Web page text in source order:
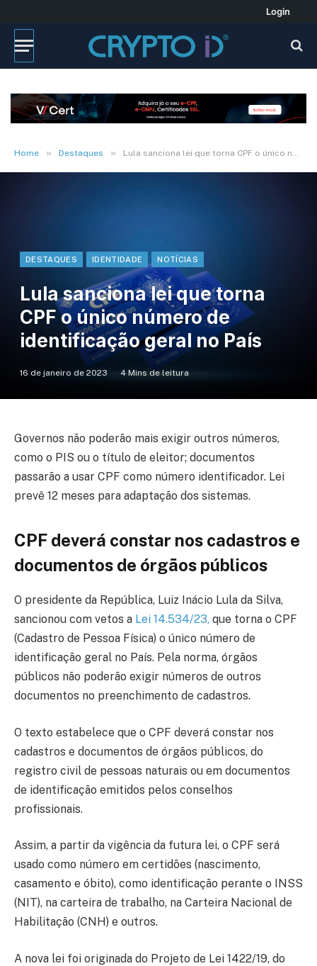
Login
Home » Destaques » Lula sanciona lei que torna CPF o único número de identificação geral no País
DESTAQUES IDENTIDADE NOTÍCIAS
Lula sanciona lei que torna
CPF o único número de
identificação geral no País
16 de janeiro de 2023 4 Mins de leitura
Governos não poderão mais exigir outros números,
como o PIS ou o título de eleitor; documentos
passarão a usar CPF como número identificador. Lei
prevê 12 meses para adaptação dos sistemas.
CPF deverá constar nos cadastros e
documentos de órgãos públicos
O presidente da República, Luiz Inácio Lula da Silva,
sancionou com vetos a Lei 14.534/23, que torna o CPF
(Cadastro de Pessoa Física) o único número de
identificação geral no País. Pela norma, órgãos
públicos não poderão exigir números de outros
documentos no preenchimento de cadastros.
O texto estabelece que o CPF deverá constar nos
cadastros e documentos de órgãos públicos, do
registro civil de pessoas naturais ou em documentos
de identificação emitidos pelos conselhos
profissionais.
Assim, a partir da vigência da futura lei, o CPF será
usado como número em certidões (nascimento,
casamento e óbito), como identificação perante o INSS
(NIT), na carteira de trabalho, na Carteira Nacional de
Habilitação (CNH) e outros.
A nova lei foi originada do Projeto de Lei 1422/19, do